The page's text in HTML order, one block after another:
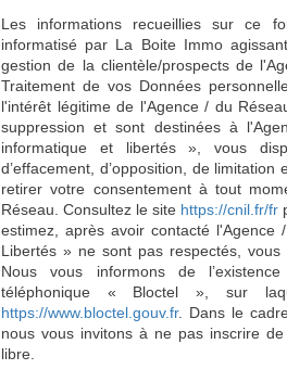
Les informations recueillies sur ce
informatisé par La Boite Immo
gestion de la clientèle/prospects de
Traitement de vos Données
l'intérêt légitime de l'Agence / du
suppression et sont destinées à
informatique et libertés », vous
d’effacement, d’opposition, de
retirer votre consentement à tout
Réseau. Consultez le site https://cnil.fr/fr
estimez, après avoir contacté
Libertés » ne sont pas respectés, vous
Nous vous informons de
téléphonique « Bloctel », sur
https://www.bloctel.gouv.fr. Dans le
nous vous invitons à ne pas inscrire
libre.